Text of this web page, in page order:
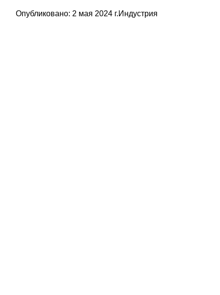
Опубликовано: 2 мая 2024 г.Индустрия